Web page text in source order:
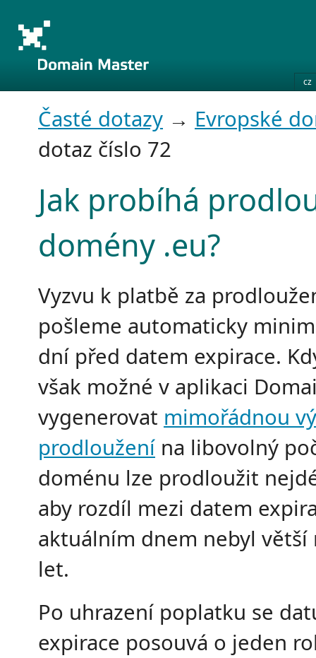
cz
Časté dotazy → Evropské
dotaz číslo 72
Jak probíhá
domény .eu?
Vyzvu k platbě za
pošleme automaticky
dní před datem expirace.
však možné v aplikaci
vygenerovat mimořádnou
prodloužení na libovolný
doménu lze prodloužit
aby rozdíl mezi datem
aktuálním dnem nebyl větší
let.
Po uhrazení poplatku se
expirace posouvá o jeden